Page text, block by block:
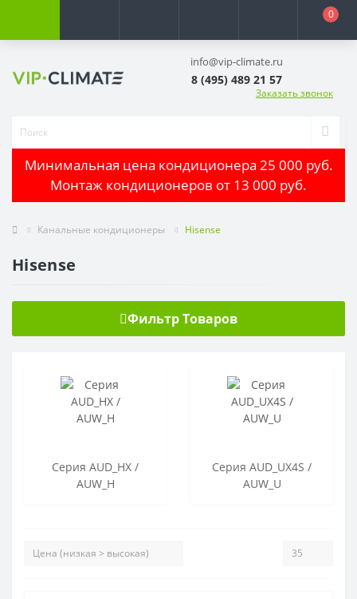
0
info@vip-climate.ru
8 (495) 489 21 57
Заказать звонок
Минимальная цена кондиционера 25 000 руб.
Монтаж кондиционеров от 13 000 руб.
Канальные кондиционеры Hisense
Hisense
Фильтр Товаров
Серия AUD_HX /
AUW_H
Серия AUD_UX4S /
AUW_U